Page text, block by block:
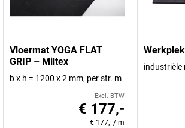
Vloermat YOGA FLAT
GRIP – Miltex
b x h = 1200 x 2 mm, per str. m
Excl. BTW
€ 177,-
€ 177,- / m
industriële